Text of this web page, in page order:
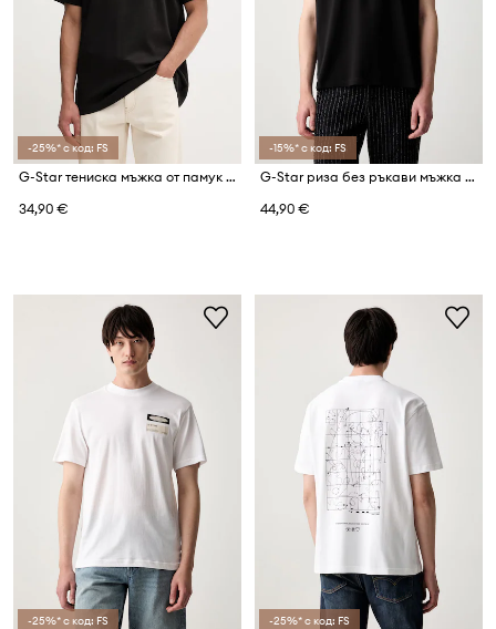
-25%* с код: FS
G-Star тениска мъжка от памук True regular
34,90 €
-15%* с код: FS
G-Star риза без ръкави мъжка от памук Loose gr
44,90 €
-25%* с код: FS -25%* с код: FS